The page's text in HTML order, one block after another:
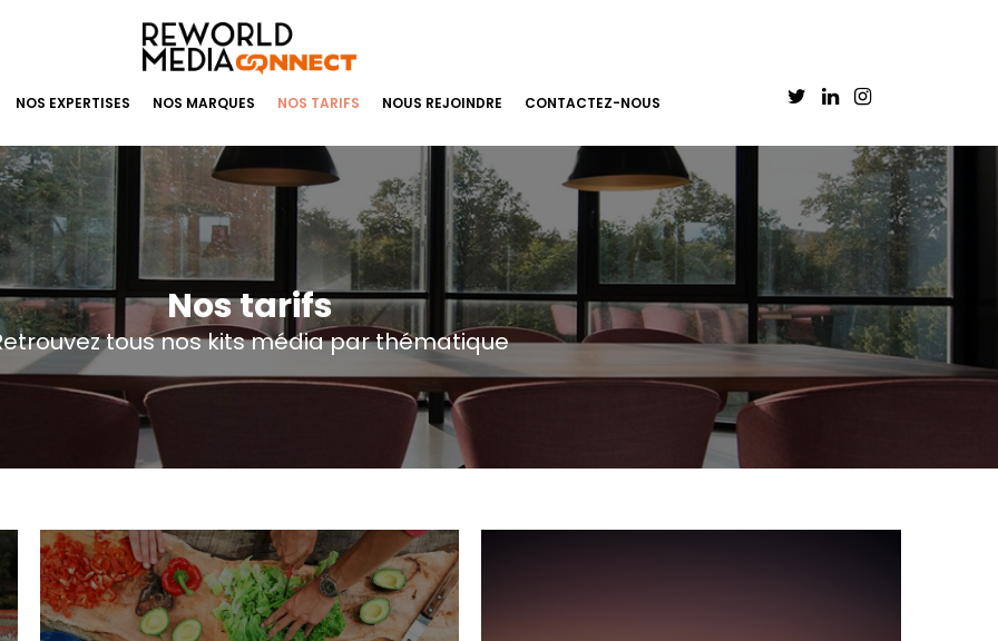
NOS EXPERTISES NOS MARQUES NOS TARIFS NOUS REJOINDRE CONTACTEZ-NOUS
Nos tarifs
tous nos kits média par thématique